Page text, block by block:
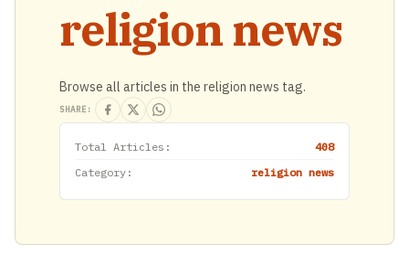
religion news
Browse all articles in the religion news tag.
SHARE:
Total Articles:
408
Category:
religion news